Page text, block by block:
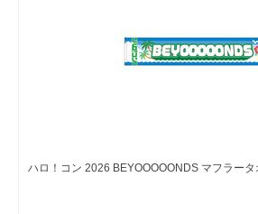
ハロ！コン 2026 BEYOOOOONDS マフラータ